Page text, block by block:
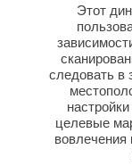
Этот
следовать в
целевые